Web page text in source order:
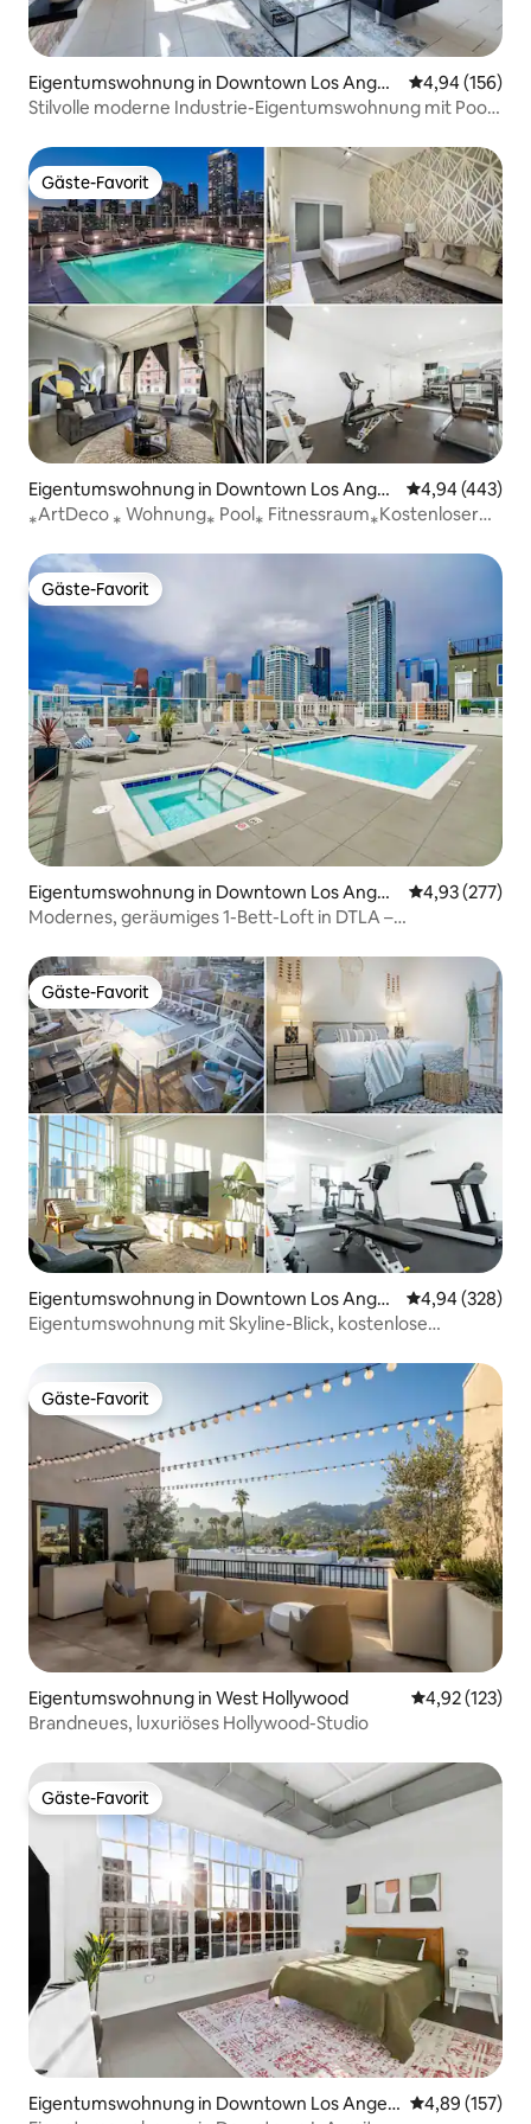
Eigentumswohnung in Downtown Los Angel
es
4,94 (156)
Stilvolle moderne Industrie-Eigentumswohnung mit Pool
Gäste-Favorit
Gäste-Favorit
Eigentumswohnung in Downtown Los Angel
es
4,94 (443)
⁎ArtDeco ⁎ Wohnung⁎ Pool⁎ Fitnessraum⁎Kostenloser
Gäste-Favorit
Gäste-Favorit
Eigentumswohnung in Downtown Los Angel
es
4,93 (277)
Modernes, geräumiges 1-Bett-Loft in DTLA –
Gäste-Favorit
Gäste-Favorit
Eigentumswohnung in Downtown Los Angel
es
4,94 (328)
Eigentumswohnung mit Skyline-Blick, kostenlose
Gäste-Favorit
Gäste-Favorit
Eigentumswohnung in West Hollywood
4,92 (123)
Brandneues, luxuriöses Hollywood-Studio
Gäste-Favorit
Gäste-Favorit
Eigentumswohnung in Downtown Los Angel
4,89 (157)